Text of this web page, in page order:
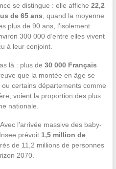
se distingue : elle affiche 22,2
de 65 ans , quand la moyenne
plus de 90 ans, l’isolement
300 000 d’entre elles vivent
à leur conjoint.
là : plus de 30 000 Français
que la montée en âge se
certains départements comme
voient la proportion des plus
nationale.
l’arrivée massive des baby-
prévoit 1,5 million de
de 11,2 millions de personnes
2070.